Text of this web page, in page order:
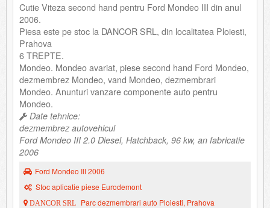
Cutie Viteza second hand pentru Ford Mondeo III din anul
2006.
Piesa este pe stoc la DANCOR SRL, din localitatea Ploiesti,
Prahova
6 TREPTE.
Mondeo. Mondeo avariat, piese second hand Ford Mondeo,
dezmembrez Mondeo, vand Mondeo, dezmembrari
Mondeo. Anunturi vanzare componente auto pentru
Mondeo.
Date tehnice:
dezmembrez autovehicul
Ford Mondeo III 2.0 Diesel, Hatchback, 96 kw, an fabricatie
2006
Ford Mondeo III 2006
Stoc aplicatie piese Eurodemont
DANCOR SRL Parc dezmembrari auto Ploiesti, Prahova